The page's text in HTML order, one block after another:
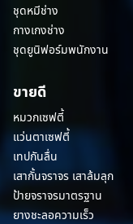
ชุดหมีช่าง
กางเกงช่าง
ชุดยูนิฟอร์มพนักงาน
ขายดี
หมวกเซฟตี้
แว่นตาเซฟตี้
เทปกันลื่น
เสากั้นจราจร เสาล้มลุก
ป้ายจราจรมาตรฐาน
ยางชะลอความเร็ว